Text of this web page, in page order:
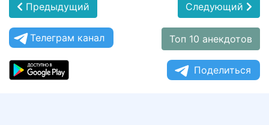
Предыдущий Следующий
Телеграм канал Топ 10 анекдотов
Поделиться